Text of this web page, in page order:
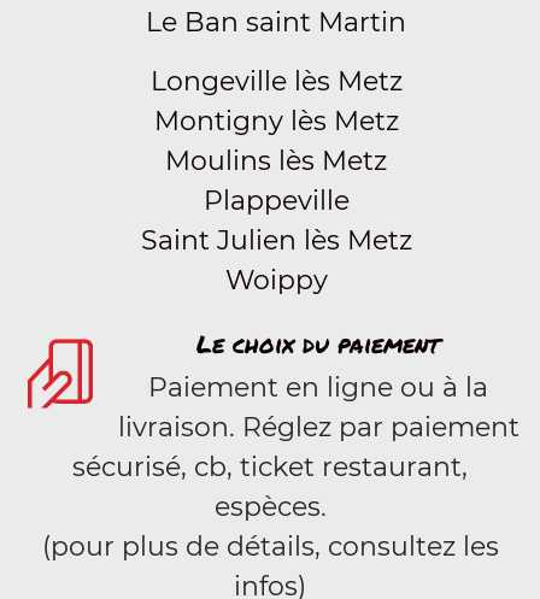
Le Ban saint Martin
Longeville lès Metz
Montigny lès Metz
Moulins lès Metz
Plappeville
Saint Julien lès Metz
Woippy
Le choix du paiement
Paiement en ligne ou à la
livraison. Réglez par paiement
sécurisé, cb, ticket restaurant,
espèces.
(pour plus de détails, consultez les
infos)